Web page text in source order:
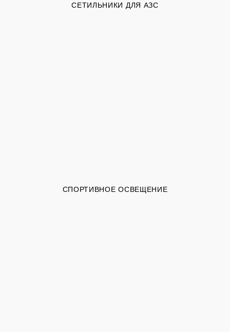
СЕТИЛЬНИКИ ДЛЯ АЗС
СПОРТИВНОЕ ОСВЕЩЕНИЕ